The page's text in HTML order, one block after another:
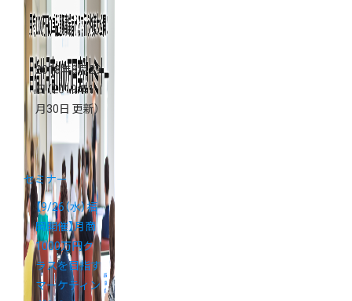
2018年8月29
日（2019年1
月30日 更新）
セミナー
【9/26（水）福
岡開催】月商
1000万円ク
ラスを目指す
マーケティン